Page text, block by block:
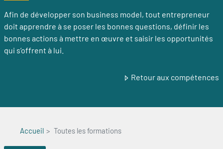
Afin de développer son business model, tout entrepreneur
doit apprendre à se poser les bonnes questions, définir les
bonnes actions à mettre en œuvre et saisir les opportunités
qui s’offrent à lui.
Retour aux compétences
Accueil Toutes les formations